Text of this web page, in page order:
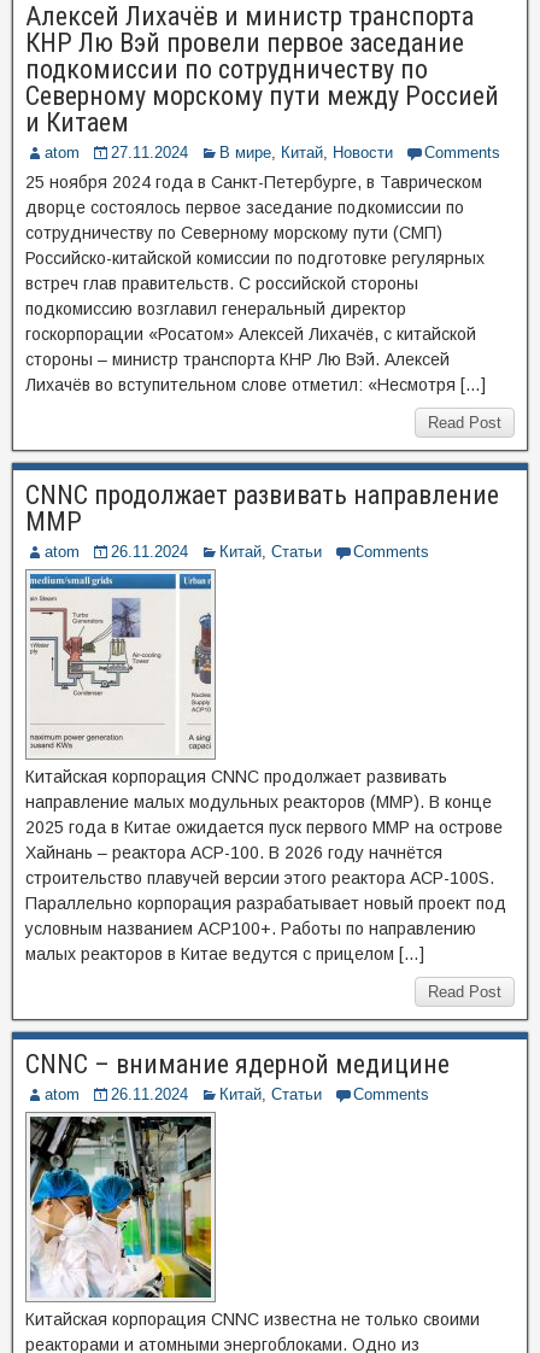
Алексей Лихачёв и министр транспорта
КНР Лю Вэй провели первое заседание
подкомиссии по сотрудничеству по
Северному морскому пути между Россией
и Китаем
atom 27.11.2024 В мире, Китай, Новости Comments
25 ноября 2024 года в Санкт-Петербурге, в Таврическом
дворце состоялось первое заседание подкомиссии по
сотрудничеству по Северному морскому пути (СМП)
Российско-китайской комиссии по подготовке регулярных
встреч глав правительств. С российской стороны
подкомиссию возглавил генеральный директор
госкорпорации «Росатом» Алексей Лихачёв, с китайской
стороны – министр транспорта КНР Лю Вэй. Алексей
Лихачёв во вступительном слове отметил: «Несмотря […]
Read Post
CNNC продолжает развивать направление
ММР
atom 26.11.2024 Китай, Статьи Comments
Китайская корпорация CNNC продолжает развивать
направление малых модульных реакторов (ММР). В конце
2025 года в Китае ожидается пуск первого ММР на острове
Хайнань – реактора ACP-100. В 2026 году начнётся
строительство плавучей версии этого реактора ACP-100S.
Параллельно корпорация разрабатывает новый проект под
условным названием ACP100+. Работы по направлению
малых реакторов в Китае ведутся с прицелом […]
Read Post
CNNC – внимание ядерной медицине
atom 26.11.2024 Китай, Статьи Comments
Китайская корпорация CNNC известна не только своими
реакторами и атомными энергоблоками. Одно из